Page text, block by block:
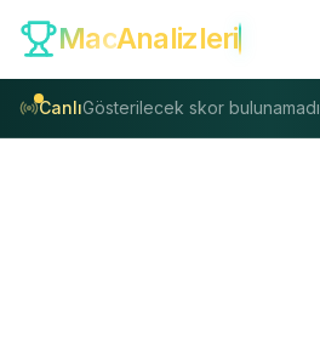
MacAnalizleri
CanlıGösterilecek skor bulunamadı